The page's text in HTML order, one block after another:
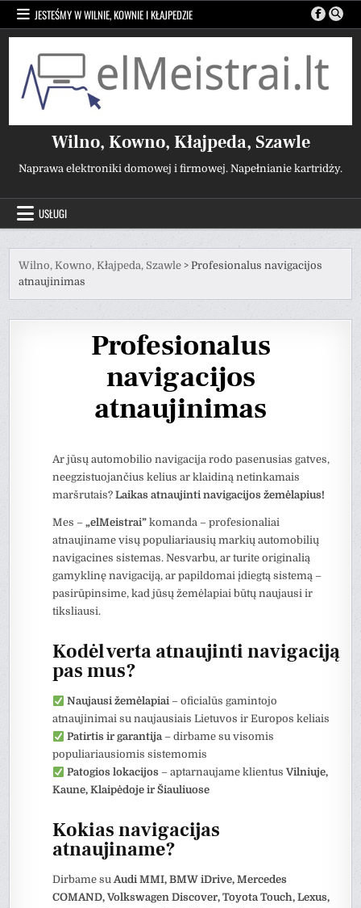
Przejdź
treści
JESTEŚMY W WILNIE, KOWNIE I KŁAJPEDZIE
Wilno, Kowno, Kłajpeda, Szawle
Naprawa elektroniki domowej i firmowej. Napełnianie kartridży.
USŁUGI
Wilno, Kowno, Kłajpeda, Szawle >Profesionalus navigacijos
atnaujinimas
Profesionalus
navigacijos
atnaujinimas
Ar jūsų automobilio navigacija rodo pasenusias gatves,
neegzistuojančius kelius ar klaidiną netinkamais
maršrutais?Laikas atnaujinti navigacijos žemėlapius!
Mes –„elMeistrai” komanda – profesionaliai
atnaujiname visų populiariausių markių automobilių
navigacines sistemas. Nesvarbu, ar turite originalią
gamyklinę navigaciją, ar papildomai įdiegtą sistemą –
pasirūpinsime, kad jūsų žemėlapiai būtų naujausi ir
tiksliausi.
Kodėl verta atnaujinti navigaciją
pas mus?
Naujausi žemėlapiai – oficialūs gamintojo
atnaujinimai su naujausiais Lietuvos ir Europos keliais
Patirtis ir garantija– dirbame su visomis
populiariausiomis sistemomis
Patogios lokacijos – aptarnaujame klientusVilniuje,
Kaune, Klaipėdoje ir Šiauliuose
Kokias navigacijas
atnaujiname?
Dirbame suAudi MMI, BMW iDrive, Mercedes
COMAND, Volkswagen Discover, Toyota Touch, Lexus,